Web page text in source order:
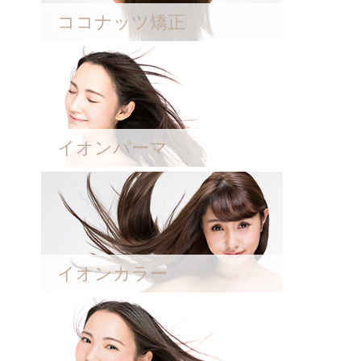
ココナッツ矯正
イオンパーマ
イオンカラー